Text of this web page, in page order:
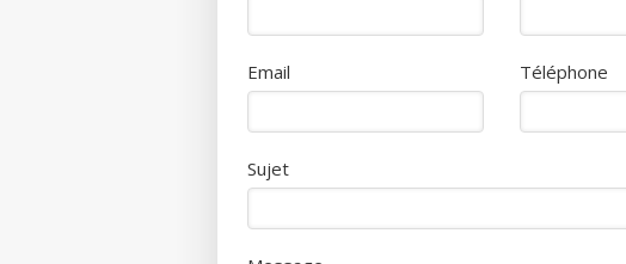
Email Téléphone
Sujet